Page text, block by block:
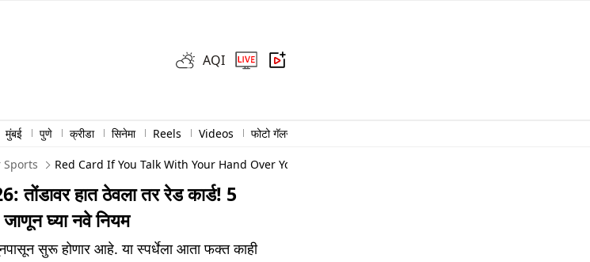
AQI
मुंबई पुणे क्रीडा सिनेमा Reels Videos फोटो गॅलरी
Sports Red Card If You Talk With Your Hand Over Your Mouth Start The Game In 5 Seconds Know The New
हात ठेवला तर रेड कार्ड! 5
घ्या नवे नियम
सुरू होणार आहे. या स्पर्धेला आता फक्त काही